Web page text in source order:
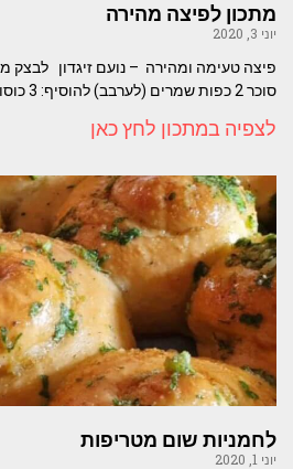
מתכון לפיצה מהירה
יוני 3, 2020
סוכר 2 כפות שמרים (לערבב) להוסיף: 3 כוסות חד״פ פושרים
לצפיה במתכון לחץ כאן
לחמניות שום מטריפות
יוני 1, 2020